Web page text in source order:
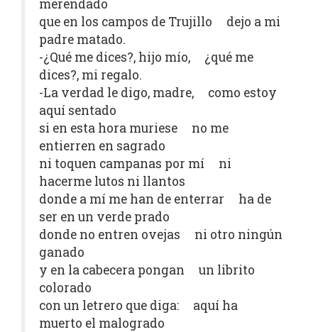
merendado
que en los campos de Trujillo dejo a mi
padre matado.
-¿Qué me dices?, hijo mío, ¿qué me
dices?, mi regalo.
-La verdad le digo, madre, como estoy
aquí sentado
si en esta hora muriese no me
entierren en sagrado
ni toquen campanas por mí ni
hacerme lutos ni llantos
donde a mí me han de enterrar ha de
ser en un verde prado
donde no entren ovejas ni otro ningún
ganado
y en la cabecera pongan un librito
colorado
con un letrero que diga: aquí ha
muerto el malogrado